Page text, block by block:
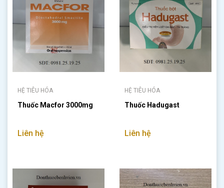
HỆ TIÊU HÓA
Thuốc Macfor 3000mg
Liên hệ
HỆ TIÊU HÓA
Thuốc Hadugast
Liên hệ